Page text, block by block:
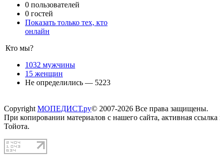
0 пользователей
0 гостей
Показать только тех, кто
онлайн
Кто мы?
1032 мужчины
15 женщин
Не определились — 5223
Copyright МОПЕДИСТ.ру© 2007-2026 Все права защищены.
При копировании материалов с нашего сайта, активная
Тойота.